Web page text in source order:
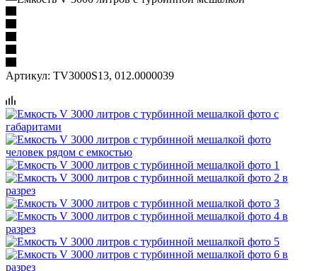
Артикул: TV3000S13, 012.0000039